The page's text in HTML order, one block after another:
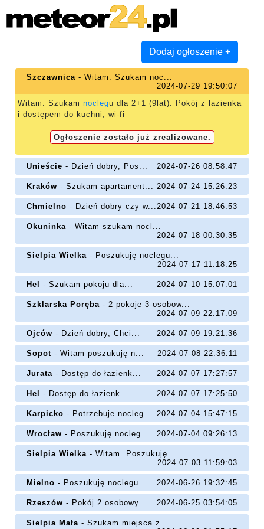
Dodaj ogłoszenie +
Szczawnica - Witam. Szukam noc...
2024-07-29 19:50:07
Witam. Szukam noclegu dla 2+1 (9lat). Pokój z łazienką
i dostępem do kuchni, wi-fi
Ogłoszenie zostało już zrealizowane.
Unieście - Dzień dobry, Pos... 2024-07-26 08:58:47
Kraków - Szukam apartament... 2024-07-24 15:26:23
Chmielno - Dzień dobry czy w...2024-07-21 18:46:53
Okuninka - Witam szukam nocl...
2024-07-18 00:30:35
Sielpia Wielka - Poszukuję noclegu...
2024-07-17 11:18:25
Hel - Szukam pokoju dla... 2024-07-10 15:07:01
Szklarska Poręba - 2 pokoje 3-osobow...
2024-07-09 22:17:09
Ojców - Dzień dobry, Chci... 2024-07-09 19:21:36
Sopot - Witam poszukuję n... 2024-07-08 22:36:11
Jurata - Dostęp do łazienk... 2024-07-07 17:27:57
Hel - Dostęp do łazienk... 2024-07-07 17:25:50
Karpicko - Potrzebuje nocleg... 2024-07-04 15:47:15
Wrocław - Poszukuję nocleg... 2024-07-04 09:26:13
Sielpia Wielka - Witam. Poszukuję ...
2024-07-03 11:59:03
Mielno - Poszukuję noclegu... 2024-06-26 19:32:45
Rzeszów - Pokój 2 osobowy 2024-06-25 03:54:05
Sielpia Mała - Szukam miejsca z ...